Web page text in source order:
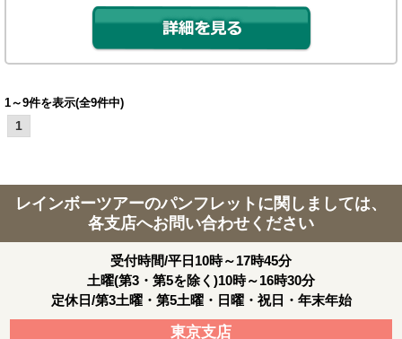
1～9件を表示(全9件中)
1
レインボーツアーのパンフレットに関しましては、
各支店へお問い合わせください
受付時間/平日10時～17時45分
土曜(第3・第5を除く)10時～16時30分
定休日/第3土曜・第5土曜・日曜・祝日・年末年始
東京支店